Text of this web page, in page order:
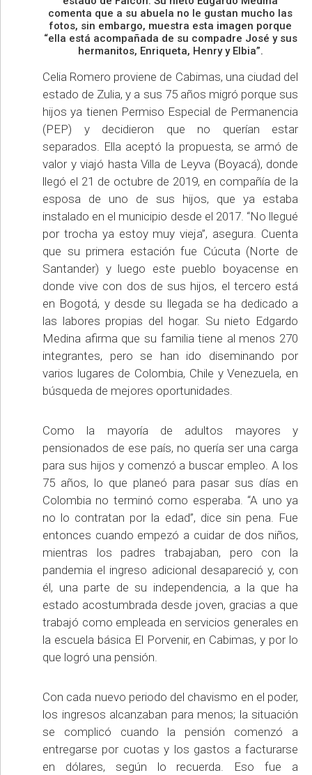
comenta que a su abuela no le gustan mucho las
fotos, sin embargo, muestra esta imagen porque
“ella está acompañada de su compadre José y sus
hermanitos, Enriqueta, Henry y Elbia”.
Celia Romero proviene de Cabimas, una ciudad del
estado de Zulia, y a sus 75 años migró porque sus
hijos ya tienen Permiso Especial de Permanencia
(PEP) y decidieron que no querían estar
separados. Ella aceptó la propuesta, se armó de
valor y viajó hasta Villa de Leyva (Boyacá), donde
llegó el 21 de octubre de 2019, en compañía de la
esposa de uno de sus hijos, que ya estaba
instalado en el municipio desde el 2017. “No llegué
por trocha ya estoy muy vieja”, asegura. Cuenta
que su primera estación fue Cúcuta (Norte de
Santander) y luego este pueblo boyacense en
donde vive con dos de sus hijos, el tercero está
en Bogotá, y desde su llegada se ha dedicado a
las labores propias del hogar. Su nieto Edgardo
Medina afirma que su familia tiene al menos 270
integrantes, pero se han ido diseminando por
varios lugares de Colombia, Chile y Venezuela, en
búsqueda de mejores oportunidades.
Como la mayoría de adultos mayores y
pensionados de ese país, no quería ser una carga
para sus hijos y comenzó a buscar empleo. A los
75 años, lo que planeó para pasar sus días en
Colombia no terminó como esperaba. “A uno ya
no lo contratan por la edad”, dice sin pena. Fue
entonces cuando empezó a cuidar de dos niños,
mientras los padres trabajaban, pero con la
pandemia el ingreso adicional desapareció y, con
él, una parte de su independencia, a la que ha
estado acostumbrada desde joven, gracias a que
trabajó como empleada en servicios generales en
la escuela básica El Porvenir, en Cabimas, y por lo
que logró una pensión.
Con cada nuevo periodo del chavismo en el poder,
los ingresos alcanzaban para menos; la situación
se complicó cuando la pensión comenzó a
entregarse por cuotas y los gastos a facturarse
en dólares, según lo recuerda. Eso fue a